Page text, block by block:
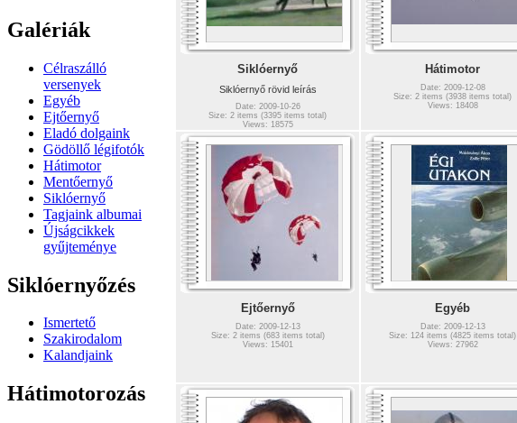
Galériák
Célraszálló
versenyek
Egyéb
Ejtőernyő
Eladó dolgaink
Gödöllő légifotók
Hátimotor
Mentőernyő
Siklóernyő
Tagjaink albumai
Újságcikkek
gyűjteménye
Siklóernyőzés
Ismertető
Szakirodalom
Kalandjaink
Hátimotorozás
Siklóernyő
Siklóernyő rövid leírás
Date: 2009-10-26
Size: 2 items (3395 items total)
Views: 18575
Hátimotor
Date: 2009-12-08
Size: 2 items (3938 items total)
Views: 18408
Ejtőernyő
Date: 2009-12-13
Size: 2 items (683 items total)
Views: 15401
Egyéb
Date: 2009-12-13
Size: 124 items (4825 items total)
Views: 27962